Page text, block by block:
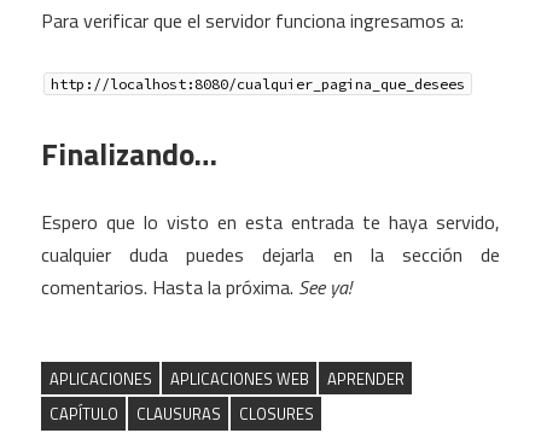
Para verificar que el servidor funciona ingresamos a:
http://localhost:8080/cualquier_pagina_que_desees
Finalizando…
Espero que lo visto en esta entrada te haya servido,
cualquier duda puedes dejarla en la sección de
comentarios. Hasta la próxima. See ya!
APLICACIONES APLICACIONES WEB
APRENDER
CAPÍTULO
CLAUSURAS
CLOSURES